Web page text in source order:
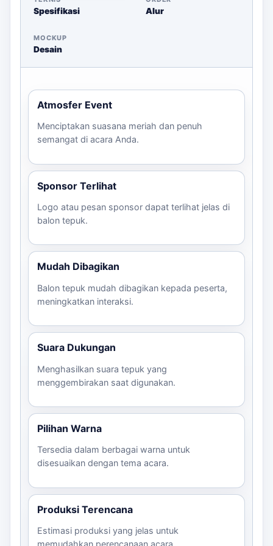
tema acara.
atau dua sisi.
harga dan saran lebih lanjut.
bahwa acara Anda di Bogor akan sukses dan berkesan.
Spesifikasi Alur
MOCKUP
Desain
Atmosfer Event
Menciptakan suasana meriah dan penuh
semangat di acara Anda.
Sponsor Terlihat
Logo atau pesan sponsor dapat terlihat jelas di
balon tepuk.
Mudah Dibagikan
Balon tepuk mudah dibagikan kepada peserta,
meningkatkan interaksi.
Suara Dukungan
Menghasilkan suara tepuk yang
menggembirakan saat digunakan.
Pilihan Warna
Tersedia dalam berbagai warna untuk
disesuaikan dengan tema acara.
Produksi Terencana
Estimasi produksi yang jelas untuk